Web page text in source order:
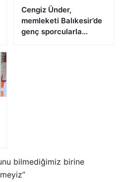
Cengiz Ünder,
memleketi Balıkesir’de
genç sporcularla
bilmediğimiz birine